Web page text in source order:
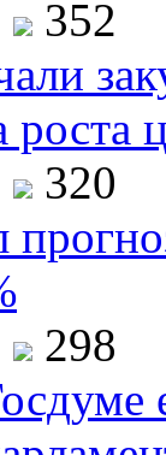
352
роста
320
298